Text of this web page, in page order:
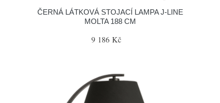
ČERNÁ LÁTKOVÁ STOJACÍ LAMPA J-LINE
MOLTA 188 CM
9 186 Kč